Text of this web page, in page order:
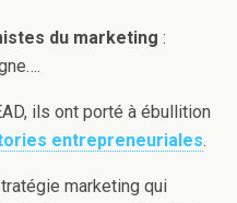
du marketing :
ils ont porté à ébullition
entrepreneuriales.
marketing qui